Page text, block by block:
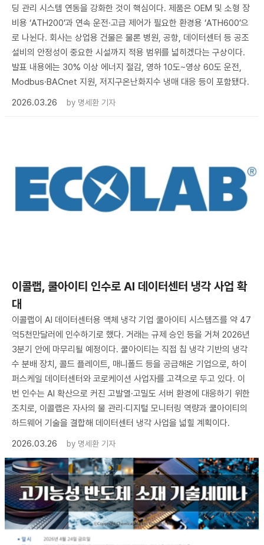
딩 관리 시스템 연동을 강화한 것이 핵심이다. 제품은 OEM 및 소형 장
비용 ‘ATH200’과 연속 운전·고급 제어가 필요한 환경용 ‘ATH600’으
로 나뉜다. 회사는 상업용 건물은 물론 병원, 공항, 데이터센터 등 공조
설비의 안정성이 중요한 시설까지 적용 범위를 넓히겠다는 구상이다.
발표 내용에는 30% 이상 에너지 절감, 영하 10도~영상 60도 운전,
Modbus·BACnet 지원, 저지구온난화지수 냉매 대응 등이 포함됐다.
2026.03.26
by 명세환 기자
이콜랩, 쿨아이티 인수로 AI 데이터센터 냉각 사업 확
대
이콜랩이 AI 데이터센터용 액체 냉각 기업 쿨아이티 시스템즈를 약 47
억5천만달러에 인수하기로 했다. 거래는 규제 승인 등을 거쳐 2026년
3분기 안에 마무리될 예정이다. 쿨아이티는 직접 칩 냉각 기반의 냉각
수 분배 장치, 콜드 플레이트, 매니폴드 등을 공급해온 기업으로, 하이
퍼스케일 데이터센터와 코로케이션 사업자를 고객으로 두고 있다. 이
번 인수는 AI 확산으로 커진 고발열·고밀도 서버 환경에 대응하기 위한
조치로, 이콜랩은 자사의 물 관리·디지털 모니터링 역량과 쿨아이티의
하드웨어 기술을 결합해 데이터센터 냉각 사업을 넓힐 계획이다.
2026.03.26
by 명세환 기자